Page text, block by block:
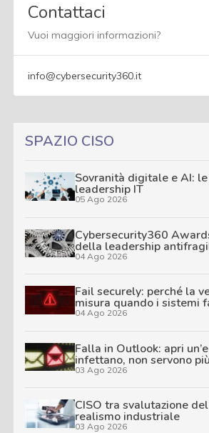
Contattaci
Vuoi maggiori informazioni?
info@cybersecurity360.it
SPAZIO CISO
Sovranità digitale e AI:
leadership IT
05 Ago 2026
Cybersecurity360
della leadership
04 Ago 2026
Fail securely: perché la
misura quando i sistemi
04 Ago 2026
Falla in Outlook: apri
infettano, non servono
03 Ago 2026
CISO tra svalutazione
realismo industriale
03 Ago 2026